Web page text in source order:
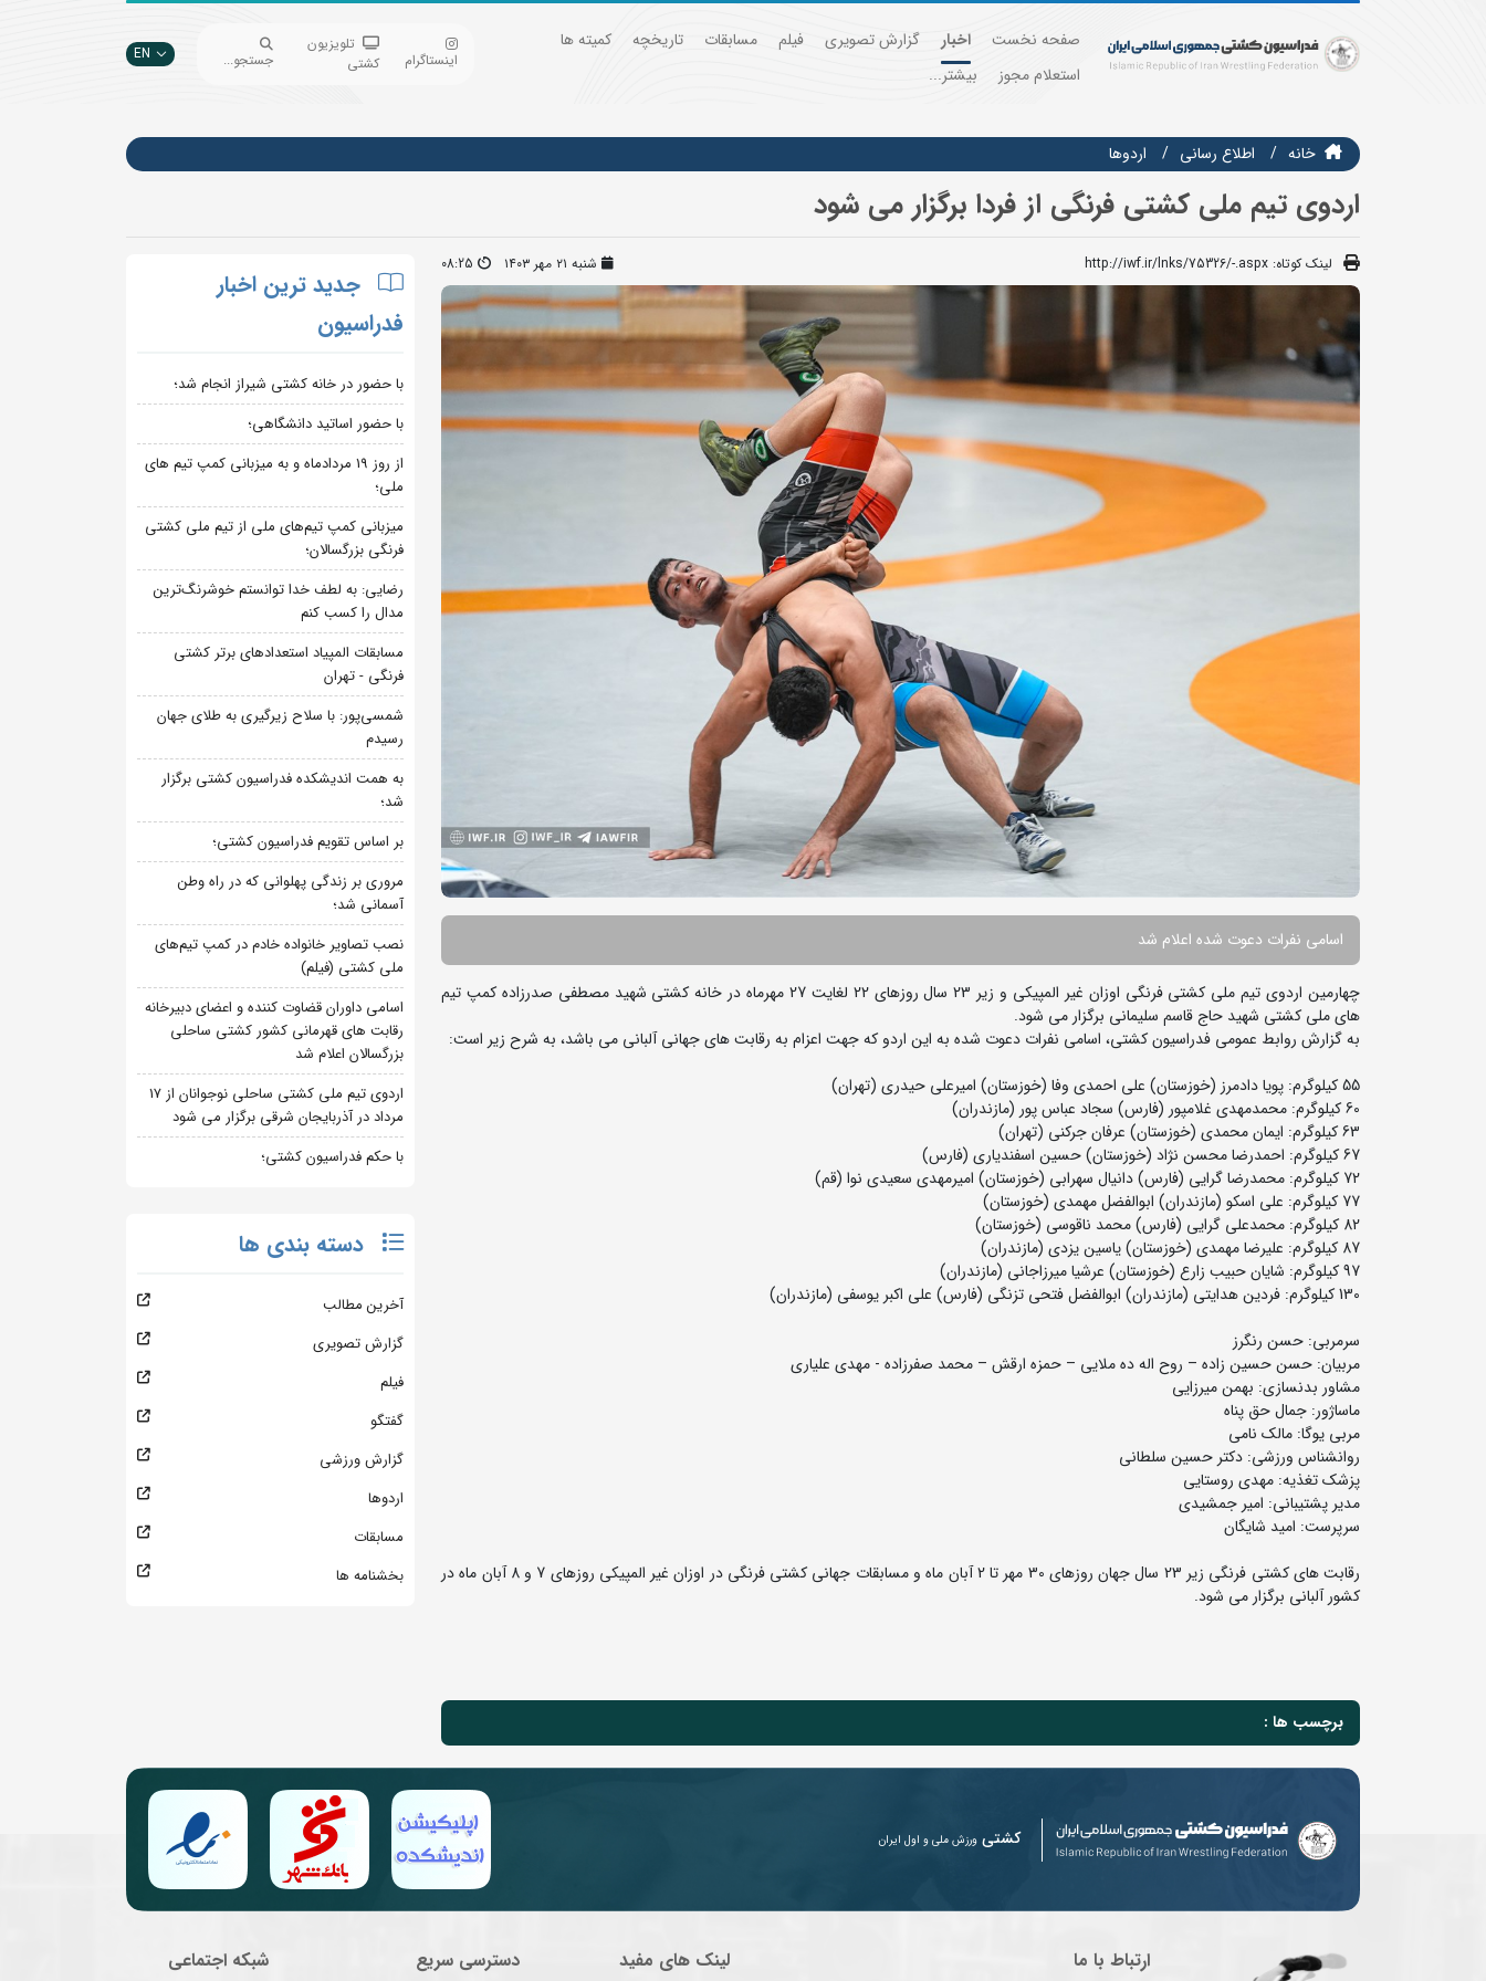
صفحه نخست اخبار گزارش تصویری فیلم مسابقات تاریخچه
کمیته ها
استعلام مجوز
بیشتر...
اینستاگرام
تلویزیون
کشتی
جستجو... EN
خانه اطلاع رسانی اردوها
اردوی تیم ملی کشتی فرنگی از فردا برگزار می شود
لینک کوتاه: http://iwf.ir/lnks/75326/-.aspx شنبه ۲۱ مهر ۱۴۰۳ 08:25
اسامی نفرات دعوت شده اعلام شد
چهارمین اردوی تیم ملی کشتی فرنگی اوزان غیر المپیکی و زیر 23 سال روزهای 22 لغایت 27 مهرماه در خانه کشتی شهید مصطفی صدرزاده کمپ تیم
های ملی کشتی شهید حاج قاسم سلیمانی برگزار می شود.
به گزارش روابط عمومی فدراسیون کشتی، اسامی نفرات دعوت شده به این اردو که جهت اعزام به رقابت های جهانی آلبانی می باشد، به شرح زیر است:
55 کیلوگرم: پویا دادمرز (خوزستان) علی احمدی وفا (خوزستان) امیرعلی حیدری (تهران)
60 کیلوگرم: محمدمهدی غلامپور (فارس) سجاد عباس پور (مازندران)
63 کیلوگرم: ایمان محمدی (خوزستان) عرفان جرکنی (تهران)
67 کیلوگرم: احمدرضا محسن نژاد (خوزستان) حسین اسفندیاری (فارس)
72 کیلوگرم: محمدرضا گرایی (فارس) دانیال سهرابی (خوزستان) امیرمهدی سعیدی نوا (قم)
77 کیلوگرم: علی اسکو (مازندران) ابوالفضل مهمدی (خوزستان)
82 کیلوگرم: محمدعلی گرایی (فارس) محمد ناقوسی (خوزستان)
87 کیلوگرم: علیرضا مهمدی (خوزستان) یاسین یزدی (مازندران)
97 کیلوگرم: شایان حبیب زارع (خوزستان) عرشیا میرزاجانی (مازندران)
130 کیلوگرم: فردین هدایتی (مازندران) ابوالفضل فتحی تزنگی (فارس) علی اکبر یوسفی (مازندران)
سرمربی: حسن رنگرز
مربیان: حسن حسین زاده – روح اله ده ملایی – حمزه ارقش – محمد صفرزاده - مهدی علیاری
مشاور بدنسازی: بهمن میرزایی
ماساژور: جمال حق پناه
مربی یوگا: مالک نامی
روانشناس ورزشی: دکتر حسین سلطانی
پزشک تغذیه: مهدی روستایی
مدیر پشتیبانی: امیر جمشیدی
سرپرست: امید شایگان
رقابت های کشتی فرنگی زیر 23 سال جهان روزهای 30 مهر تا 2 آبان ماه و مسابقات جهانی کشتی فرنگی در اوزان غیر المپیکی روزهای 7 و 8 آبان ماه در
کشور آلبانی برگزار می شود.
برچسب ها :
جدید ترین اخبار
فدراسیون
با حضور در خانه کشتی شیراز انجام شد؛
با حضور اساتید دانشگاهی؛
از روز 19 مردادماه و به میزبانی کمپ تیم های
ملی؛
میزبانی کمپ تیم‌های ملی از تیم ملی کشتی
فرنگی بزرگسالان؛
رضایی: به لطف خدا توانستم خوشرنگ‌ترین
مدال را کسب کنم
مسابقات المپیاد استعدادهای برتر کشتی
فرنگی - تهران
شمسی‌پور: با سلاح زیرگیری به طلای جهان
رسیدم
به همت اندیشکده فدراسیون کشتی برگزار
شد؛
بر اساس تقویم فدراسیون کشتی؛
مروری بر زندگی پهلوانی که در راه وطن
آسمانی شد؛
نصب تصاویر خانواده خادم در کمپ تیم‌های
ملی کشتی (فیلم)
اسامی داوران قضاوت کننده و اعضای دبیرخانه
رقابت های قهرمانی کشور کشتی ساحلی
بزرگسالان اعلام شد
اردوی تیم ملی کشتی ساحلی نوجوانان از 17
مرداد در آذربایجان شرقی برگزار می شود
با حکم فدراسیون کشتی؛
دسته بندی ها
آخرین مطالب
گزارش تصویری
فیلم
گفتگو
گزارش ورزشی
اردوها
مسابقات
بخشنامه ها
کشتی ورزش ملی و اول ایران
ارتباط با ما لینک های مفید دسترسی سریع شبکه اجتماعی